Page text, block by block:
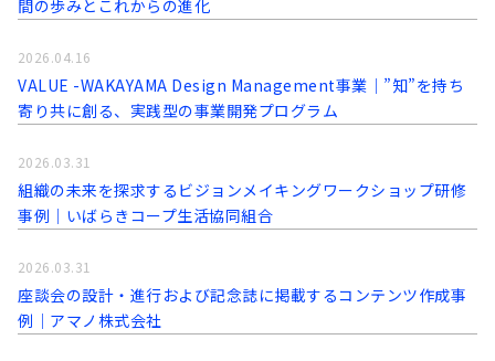
間の歩みとこれからの進化
VALUE -WAKAYAMA Design Management事業│”知”を持ち
寄り共に創る、実践型の事業開発プログラム
2026.04.16
組織の未来を探求するビジョンメイキングワークショップ研修
事例│いばらきコープ生活協同組合
2026.03.31
座談会の設計・進行および記念誌に掲載するコンテンツ作成事
例│アマノ株式会社
2026.03.31